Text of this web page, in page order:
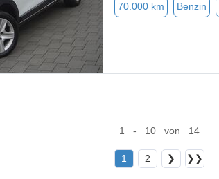
70.000 km Benzin
1 - 10 von 14
1 2 ❯ ❯❯